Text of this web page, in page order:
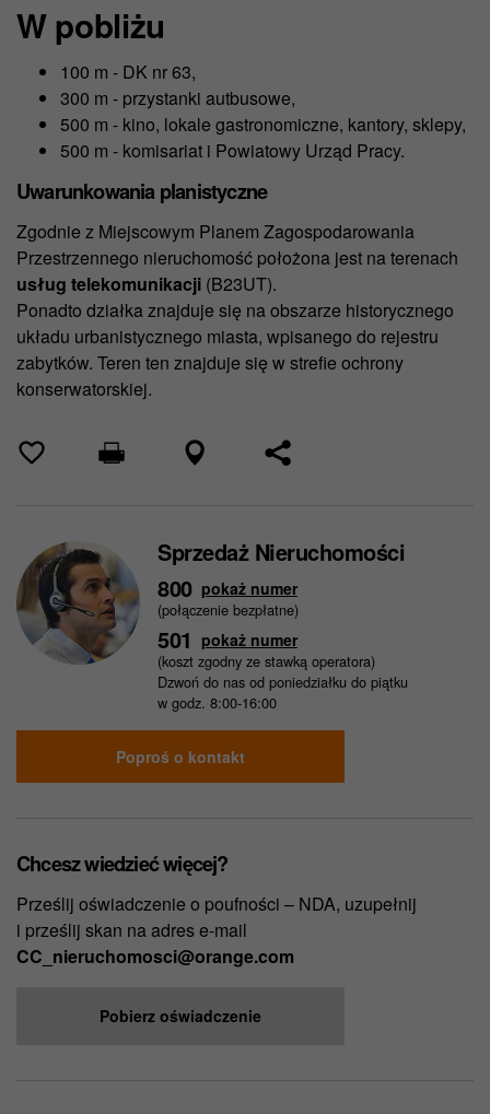
W pobliżu
100 m - DK nr 63,
300 m - przystanki autbusowe,
500 m - kino, lokale gastronomiczne, kantory, sklepy,
500 m - komisariat i Powiatowy Urząd Pracy.
Uwarunkowania planistyczne
Zgodnie z Miejscowym Planem Zagospodarowania
Przestrzennego nieruchomość położona jest na terenach
usług telekomunikacji (B23UT).
Ponadto działka znajduje się na obszarze historycznego
układu urbanistycznego miasta, wpisanego do rejestru
zabytków. Teren ten znajduje się w strefie ochrony
konserwatorskiej.
Sprzedaż Nieruchomości
800 pokaż numer
(połączenie bezpłatne)
501 pokaż numer
(koszt zgodny ze stawką operatora)
Dzwoń do nas od poniedziałku do piątku
w godz. 8:00-16:00
Poproś o kontakt
Chcesz wiedzieć więcej?
Prześlij oświadczenie o poufności – NDA, uzupełnij
i prześlij skan na adres e-mail
CC_nieruchomosci@orange.com
Pobierz oświadczenie